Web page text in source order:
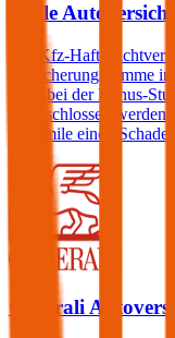
Smile
Die Kfz-
Versicherungssumme
kann bei der Bonus-
eingeschlossen
die Smile einen
Generali